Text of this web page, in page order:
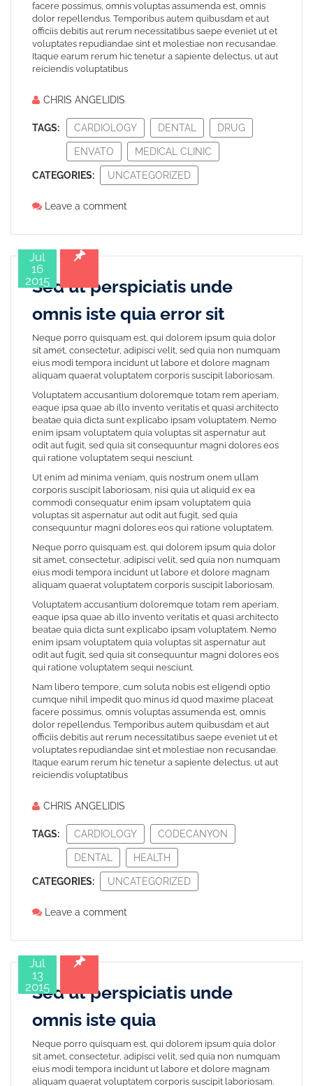
facere possimus, omnis voluptas assumenda est, omnis
dolor repellendus. Temporibus autem quibusdam et aut
officiis debitis aut rerum necessitatibus saepe eveniet ut et
voluptates repudiandae sint et molestiae non recusandae.
Itaque earum rerum hic tenetur a sapiente delectus, ut aut
reiciendis voluptatibus
CHRIS ANGELIDIS
TAGS: CARDIOLOGY DENTAL DRUG
ENVATO MEDICAL CLINIC
CATEGORIES: UNCATEGORIZED
Leave a comment
Jul
16
2015
Sed ut perspiciatis unde
omnis iste quia error sit
Neque porro quisquam est, qui dolorem ipsum quia dolor
sit amet, consectetur, adipisci velit, sed quia non numquam
eius modi tempora incidunt ut labore et dolore magnam
aliquam quaerat voluptatem corporis suscipit laboriosam.
Voluptatem accusantium doloremque totam rem aperiam,
eaque ipsa quae ab illo invento veritatis et quasi architecto
beatae quia dicta sunt explicabo ipsam voluptatem. Nemo
enim ipsam voluptatem quia voluptas sit aspernatur aut
odit aut fugit, sed quia sit consequuntur magni dolores eos
qui ratione voluptatem sequi nesciunt.
Ut enim ad minima veniam, quis nostrum onem ullam
corporis suscipit laboriosam, nisi quia ut aliquid ex ea
commodi consequatur enim ipsam voluptatem quia
voluptas sit aspernatur aut odit aut fugit, sed quia
consequuntur magni dolores eos qui ratione voluptatem.
Neque porro quisquam est, qui dolorem ipsum quia dolor
sit amet, consectetur, adipisci velit, sed quia non numquam
eius modi tempora incidunt ut labore et dolore magnam
aliquam quaerat voluptatem corporis suscipit laboriosam.
Voluptatem accusantium doloremque totam rem aperiam,
eaque ipsa quae ab illo invento veritatis et quasi architecto
beatae quia dicta sunt explicabo ipsam voluptatem. Nemo
enim ipsam voluptatem quia voluptas sit aspernatur aut
odit aut fugit, sed quia sit consequuntur magni dolores eos
qui ratione voluptatem sequi nesciunt.
Nam libero tempore, cum soluta nobis est eligendi optio
cumque nihil impedit quo minus id quod maxime placeat
facere possimus, omnis voluptas assumenda est, omnis
dolor repellendus. Temporibus autem quibusdam et aut
officiis debitis aut rerum necessitatibus saepe eveniet ut et
voluptates repudiandae sint et molestiae non recusandae.
Itaque earum rerum hic tenetur a sapiente delectus, ut aut
reiciendis voluptatibus
CHRIS ANGELIDIS
TAGS: CARDIOLOGY CODECANYON
DENTAL HEALTH
CATEGORIES: UNCATEGORIZED
Leave a comment
Jul
13
2015
Sed ut perspiciatis unde
omnis iste quia
Neque porro quisquam est, qui dolorem ipsum quia dolor
sit amet, consectetur, adipisci velit, sed quia non numquam
eius modi tempora incidunt ut labore et dolore magnam
aliquam quaerat voluptatem corporis suscipit laboriosam.